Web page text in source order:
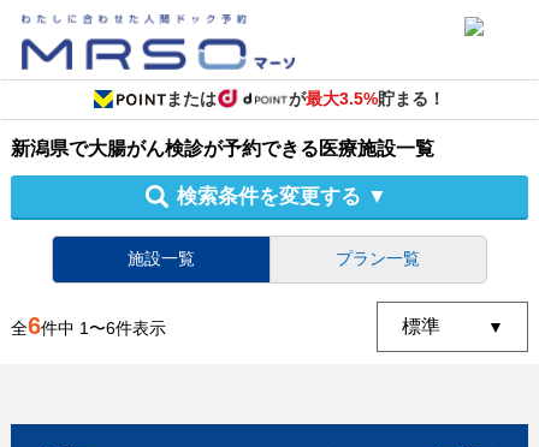
または が最大3.5%貯まる！
新潟県で大腸がん検診が予約できる医療施設一覧
検索条件を変更する ▼
施設一覧 プラン一覧
全6件中 1〜6件表示